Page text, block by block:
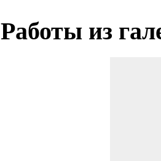
Работыиз